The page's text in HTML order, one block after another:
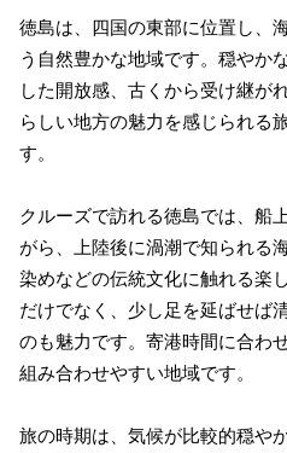
徳島は、四国の東部に位置し、
う自然豊かな地域です。穏やか
した開放感、古くから受け継が
らしい地方の魅力を感じられる
す。
クルーズで訪れる徳島では、船
がら、上陸後に渦潮で知られる
染めなどの伝統文化に触れる楽
だけでなく、少し足を延ばせば
のも魅力です。寄港時間に合わ
組み合わせやすい地域です。
旅の時期は、気候が比較的穏や